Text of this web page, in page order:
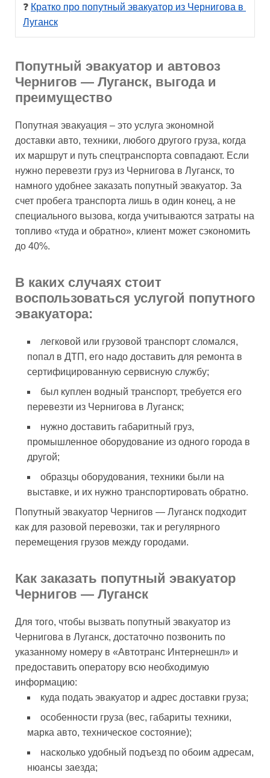
❓ Кратко про попутный эвакуатор из Чернигова в
Луганск
Попутный эвакуатор и автовоз
Чернигов — Луганск, выгода и
преимущество
Попутная эвакуация – это услуга экономной
доставки авто, техники, любого другого груза, когда
их маршрут и путь спецтранспорта совпадают. Если
нужно перевезти груз из Чернигова в Луганск, то
намного удобнее заказать попутный эвакуатор. За
счет пробега транспорта лишь в один конец, а не
специального вызова, когда учитываются затраты на
топливо «туда и обратно», клиент может сэкономить
до 40%.
В каких случаях стоит
воспользоваться услугой попутного
эвакуатора:
легковой или грузовой транспорт сломался,
попал в ДТП, его надо доставить для ремонта в
сертифицированную сервисную службу;
был куплен водный транспорт, требуется его
перевезти из Чернигова в Луганск;
нужно доставить габаритный груз,
промышленное оборудование из одного города в
другой;
образцы оборудования, техники были на
выставке, и их нужно транспортировать обратно.
Попутный эвакуатор Чернигов — Луганск подходит
как для разовой перевозки, так и регулярного
перемещения грузов между городами.
Как заказать попутный эвакуатор
Чернигов — Луганск
Для того, чтобы вызвать попутный эвакуатор из
Чернигова в Луганск, достаточно позвонить по
указанному номеру в «Автотранс Интернешнл» и
предоставить оператору всю необходимую
информацию:
куда подать эвакуатор и адрес доставки груза;
особенности груза (вес, габариты техники,
марка авто, техническое состояние);
насколько удобный подъезд по обоим адресам,
нюансы заезда;